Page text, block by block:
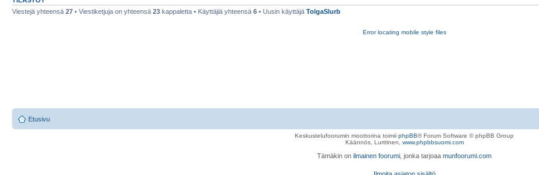
Viestejä yhteensä 27 • Viestiketjuja on yhteensä 23 kappaletta • Käyttäjiä yhteensä 6 • Uusin käyttäjä TolgaSlurb
Error locating mobile style files
Etusivu
Keskustelufoorumin moottorina toimii phpBB® Forum Software © phpBB Group
Käännös, Lurttinen, www.phpbbsuomi.com
Tämäkin on ilmainen foorumi , jonka tarjoaa munfoorumi.com